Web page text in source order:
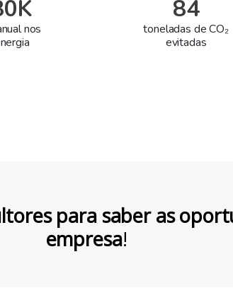
nos
84
toneladas de CO₂
evitadas
para saber as
empresa!